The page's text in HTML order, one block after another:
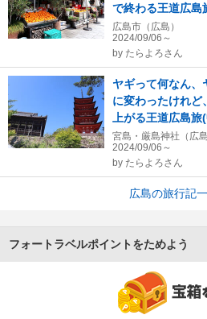
で終わる王道広島
広島市（広島）
2024/09/06～
by たらよろさん
ヤギって何なん、
に変わったけれど
上がる王道広島旅
宮島・厳島神社（広島
2024/09/06～
by たらよろさん
広島の旅行記
フォートラベルポイントをためよう